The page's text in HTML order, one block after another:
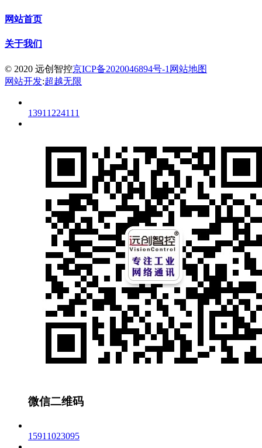
网站首页
关于我们
© 2020 远创智控京ICP备2020046894号-1 网站地图
网站开发:超越无限
13911224111
微信二维码
15911023095